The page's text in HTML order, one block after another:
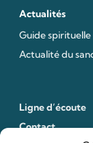
Actualités
Guide spirituelle
Actualité du
Ligne d’écoute
Contact